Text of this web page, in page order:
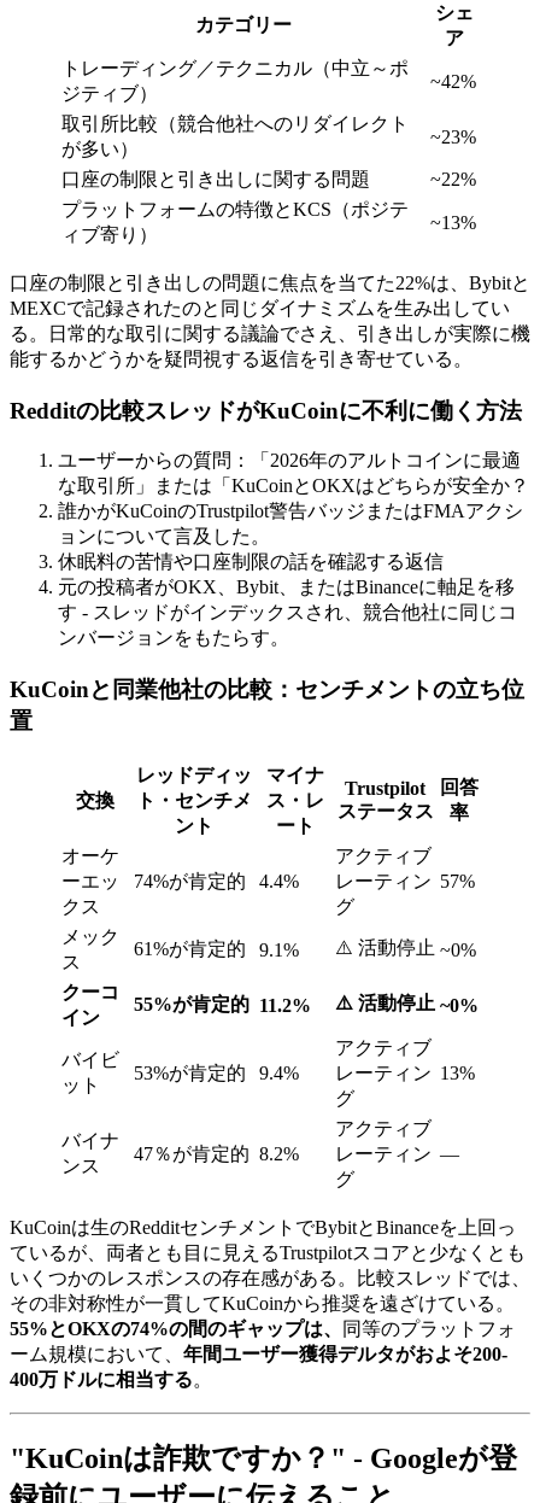
カテゴリー
シェ
ア
トレーディング／テクニカル（中立～ポ
ジティブ）
~42%
取引所比較（競合他社へのリダイレクト
が多い）
~23%
口座の制限と引き出しに関する問題
~22%
プラットフォームの特徴とKCS（ポジテ
ィブ寄り）
~13%
口座の制限と引き出しの問題に焦点を当てた22%は、Bybitと
MEXCで記録されたのと同じダイナミズムを生み出してい
る。日常的な取引に関する議論でさえ、引き出しが実際に機
能するかどうかを疑問視する返信を引き寄せている。
Redditの比較スレッドがKuCoinに不利に働く方法
ユーザーからの質問：「2026年のアルトコインに最適
な取引所」または「KuCoinとOKXはどちらが安全か？
誰かがKuCoinのTrustpilot警告バッジまたはFMAアクシ
ョンについて言及した。
休眠料の苦情や口座制限の話を確認する返信
元の投稿者がOKX、Bybit、またはBinanceに軸足を移
す - スレッドがインデックスされ、競合他社に同じコ
ンバージョンをもたらす。
KuCoinと同業他社の比較：センチメントの立ち位
置
交換
レッドディッ
ト・センチメ
ント
マイナ
ス・レ
ート
Trustpilot
ステータス
回答
率
オーケ
ーエッ
クス
74%が肯定的 4.4%
アクティブ
レーティン
グ
57%
メック
ス
61%が肯定的 9.1% ⚠️ 活動停止 ~0%
クーコ
イン
55%が肯定的 11.2% ⚠️ 活動停止 ~0%
バイビ
ット
53%が肯定的 9.4%
アクティブ
レーティン
グ
13%
バイナ
ンス
47％が肯定的 8.2%
アクティブ
レーティン
グ
—
KuCoinは生のRedditセンチメントでBybitとBinanceを上回っ
ているが、両者とも目に見えるTrustpilotスコアと少なくとも
いくつかのレスポンスの存在感がある。比較スレッドでは、
その非対称性が一貫してKuCoinから推奨を遠ざけている。
55%とOKXの74%の間のギャップは、
同等のプラットフォ
ーム規模において、 年間ユーザー獲得デルタがおよそ200-
400万ドルに相当する。
"KuCoinは詐欺ですか？" - Googleが登
録前にユーザーに伝えること